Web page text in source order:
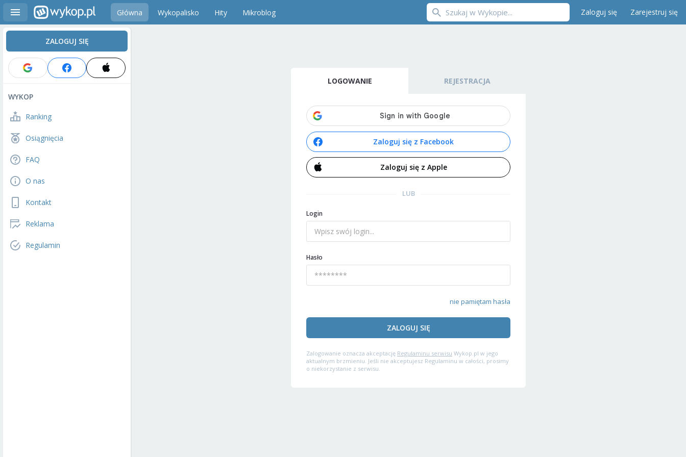
Główna Wykopalisko Hity Mikroblog Zaloguj się Zarejestruj się
ZALOGUJ SIĘ
WYKOP
Ranking
Osiągnięcia
FAQ
O nas
Kontakt
Reklama
Regulamin
LOGOWANIE REJESTRACJA
Zaloguj się z Facebook
Zaloguj się z Apple
LUB
Login
Hasło
nie pamiętam hasła
ZALOGUJ SIĘ
Zalogowanie oznacza akceptację Regulaminu serwisu Wykop.pl w jego
aktualnym brzmieniu. Jeśli nie akceptujesz Regulaminu w całości, prosimy
o niekorzystanie z serwisu.